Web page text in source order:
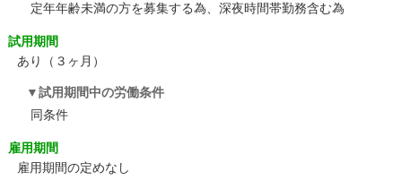
定年年齢未満の方を募集する為、深夜時間帯勤務含む為
試用期間
あり（３ヶ月）
試用期間中の労働条件
同条件
雇用期間
雇用期間の定めなし